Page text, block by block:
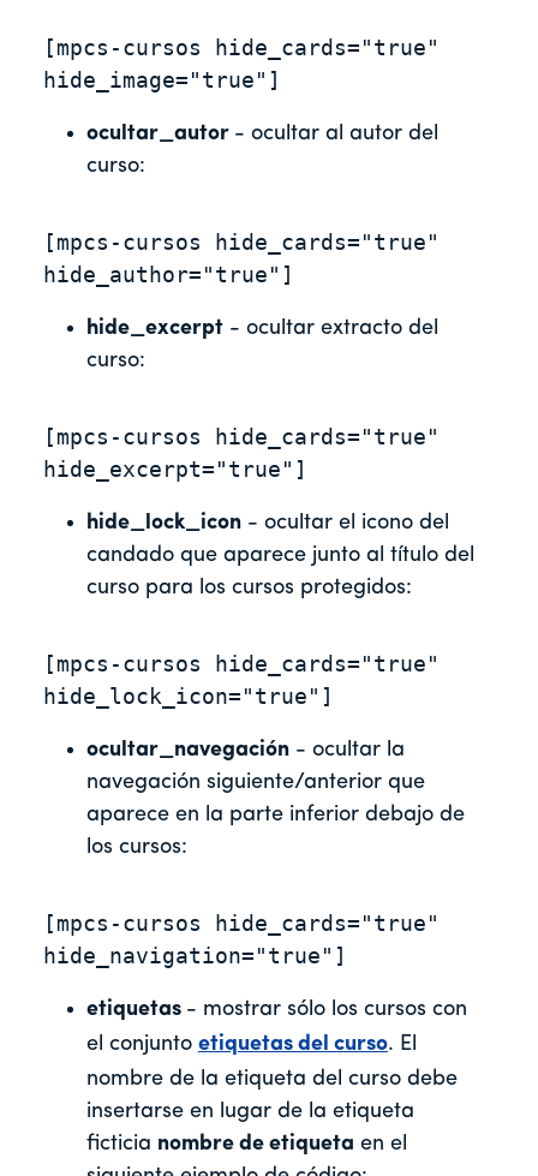
[mpcs-cursos hide_cards="true"
hide_image="true"]
ocultar_autor - ocultar al autor del
curso:
[mpcs-cursos hide_cards="true"
hide_author="true"]
hide_excerpt - ocultar extracto del
curso:
[mpcs-cursos hide_cards="true"
hide_excerpt="true"]
hide_lock_icon - ocultar el icono del
candado que aparece junto al título del
curso para los cursos protegidos:
[mpcs-cursos hide_cards="true"
hide_lock_icon="true"]
ocultar_navegación - ocultar la
navegación siguiente/anterior que
aparece en la parte inferior debajo de
los cursos:
[mpcs-cursos hide_cards="true"
hide_navigation="true"]
etiquetas - mostrar sólo los cursos con
el conjunto etiquetas del curso. El
nombre de la etiqueta del curso debe
insertarse en lugar de la etiqueta
ficticia nombre de etiqueta en el